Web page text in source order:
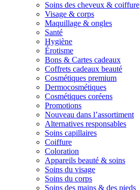
Soins des cheveux & coiffure
Visage & corps
Maquillage & ongles
Santé
Hygiène
Érotisme
Bons & Cartes cadeaux
Coffrets cadeaux beauté
Cosmétiques premium
Dermocosmétiques
Cosmétiques coréens
Promotions
Nouveau dans l’assortiment
Alternatives responsables
Soins capillaires
Coiffure
Coloration
Appareils beauté & soins
Soins du visage
Soins du corps
Soins des mains & des pieds